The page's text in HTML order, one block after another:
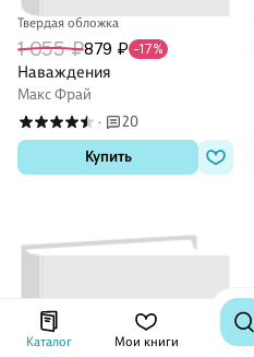
Каталог Мои книги
Твердая обложка
1 055 ₽879 ₽ -17%
Наваждения
Макс Фрай
·
20
Купить